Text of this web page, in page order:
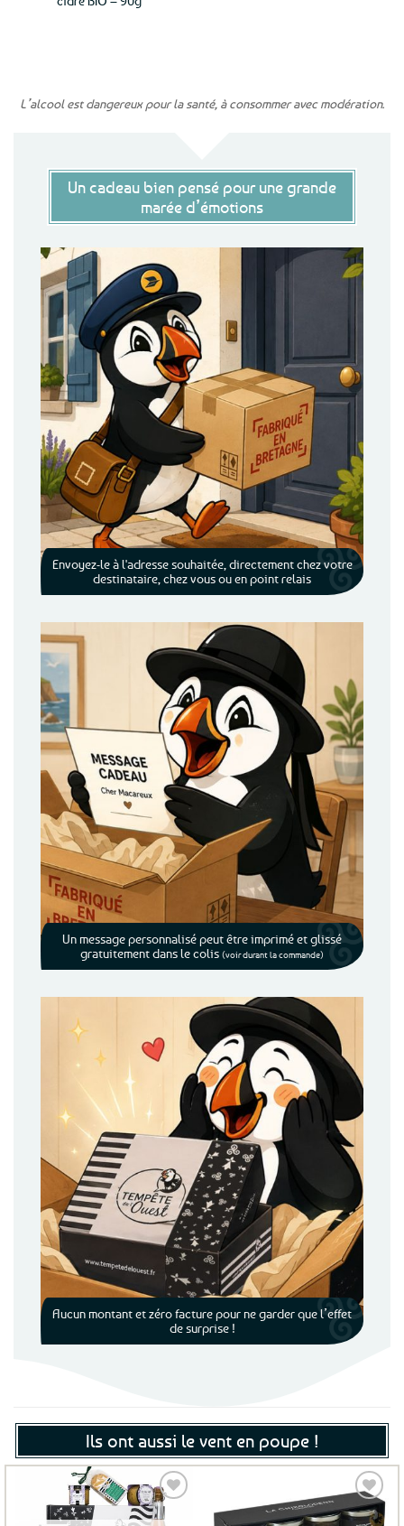
L’alcool est dangereux pour la santé, à consommer avec modération.
Un cadeau bien pensé pour une grande
marée d’émotions
Envoyez-le à l'adresse souhaitée, directement chez votre
destinataire, chez vous ou en point relais
Un message personnalisé peut être imprimé et glissé
gratuitement dans le colis (voir durant la commande)
Aucun montant et zéro facture pour ne garder que l’effet
de surprise !
Ils ont aussi le vent en poupe !